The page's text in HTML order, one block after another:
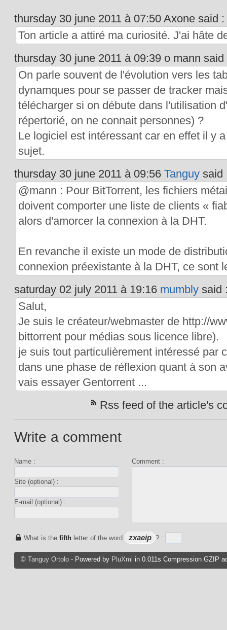
thursday 30 june 2011 à 07:50 Axone said :
Ton article a attiré ma curiosité. J'ai hâte
thursday 30 june 2011 à 09:39 o mann said
On parle souvent de l'évolution vers les
dynamques pour se passer de tracker
télécharger si on débute dans l'utilisation
répertorié, on ne connait personnes) ?
Le logiciel est intéressant car en effet il y
sujet.
thursday 30 june 2011 à 09:56 Tanguysaid
@mann : Pour BitTorrent, les fichiers
doivent comporter une liste de clients «
alors d'amorcer la connexion à la DHT.
En revanche il existe un mode de
connexion préexistante à la DHT, ce sont
saturday 02 july 2011 à 19:16 mumblysaid
Salut,
Je suis le créateur/webmaster de http://
bittorrent pour médias sous licence libre).
je suis tout particulièrement intéressé par
dans une phase de réflexion quant à son
vais essayer Gentorrent ...
Rss feed of the article's
Write a comment
Name :
Site (optional) :
E-mail (optional) :
Comment :
What is the fifthletter of the word zxaeip ? :
© Tanguy Ortolo- Powered by PluXml in 0.011s Compression GZIP